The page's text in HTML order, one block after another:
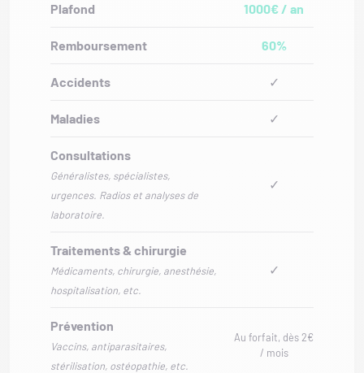
Plafond 1000€ / an
Remboursement 60%
Accidents ✓
Maladies ✓
Consultations
Généralistes, spécialistes,
urgences. Radios et analyses de
laboratoire.
✓
Traitements & chirurgie
Médicaments, chirurgie, anesthésie,
hospitalisation, etc.
✓
Prévention
Vaccins, antiparasitaires,
stérilisation, ostéopathie, etc.
Au forfait, dès 2€
/ mois